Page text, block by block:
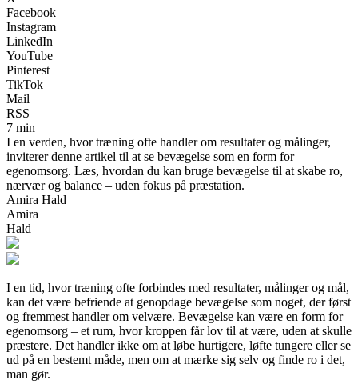
Facebook
Instagram
LinkedIn
YouTube
Pinterest
TikTok
Mail
RSS
7 min
I en verden, hvor træning ofte handler om resultater og målinger,
inviterer denne artikel til at se bevægelse som en form for
egenomsorg. Læs, hvordan du kan bruge bevægelse til at skabe ro,
nærvær og balance – uden fokus på præstation.
Amira Hald
Amira
Hald
I en tid, hvor træning ofte forbindes med resultater, målinger og mål,
kan det være befriende at genopdage bevægelse som noget, der først
og fremmest handler om velvære. Bevægelse kan være en form for
egenomsorg – et rum, hvor kroppen får lov til at være, uden at skulle
præstere. Det handler ikke om at løbe hurtigere, løfte tungere eller se
ud på en bestemt måde, men om at mærke sig selv og finde ro i det,
man gør.